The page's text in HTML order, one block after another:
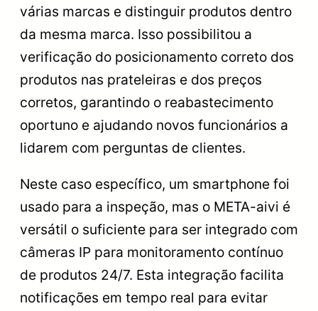
várias marcas e distinguir produtos dentro
da mesma marca. Isso possibilitou a
verificação do posicionamento correto dos
produtos nas prateleiras e dos preços
corretos, garantindo o reabastecimento
oportuno e ajudando novos funcionários a
lidarem com perguntas de clientes.
Neste caso específico, um smartphone foi
usado para a inspeção, mas o META-aivi é
versátil o suficiente para ser integrado com
câmeras IP para monitoramento contínuo
de produtos 24/7. Esta integração facilita
notificações em tempo real para evitar